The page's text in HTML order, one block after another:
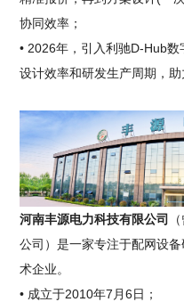
协同效率；
• 2026年，引入利驰D-Hub
设计效率和研发生产周期，助
河南丰源电力科技有限公司
公司）是一家专注于配网设
术企业。
• 成立于2010年7月6日；